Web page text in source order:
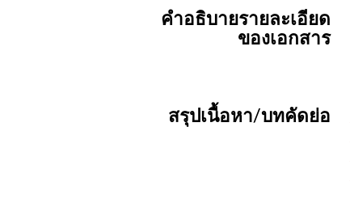
คำอธิบายรายละเอียด
ของเอกสาร
สรุปเนื้อหา/บทคัดย่อ